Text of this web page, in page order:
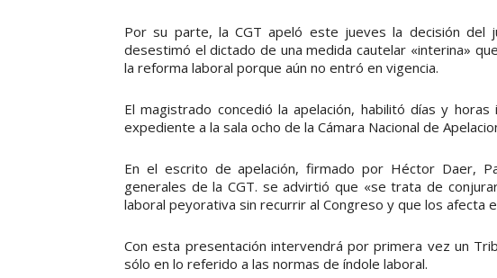
Por su parte, la CGT apeló este jueves la decisión del
desestimó el dictado de una medida cautelar «interina»
la reforma laboral porque aún no entró en vigencia.
El magistrado concedió la apelación, habilitó días y
expediente a la sala ocho de la Cámara Nacional de
En el escrito de apelación, firmado por Héctor Daer,
generales de la CGT. se advirtió que «se trata de
laboral peyorativa sin recurrir al Congreso y que los afecta
Con esta presentación intervendrá por primera vez un
sólo en lo referido a las normas de índole laboral.